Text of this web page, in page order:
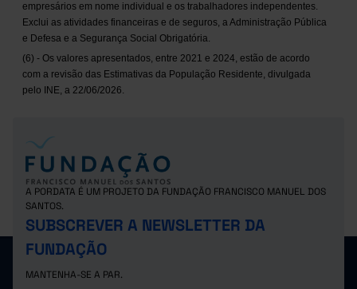
empresários em nome individual e os trabalhadores independentes.
Exclui as atividades financeiras e de seguros, a Administração Pública
e Defesa e a Segurança Social Obrigatória.
(6) - Os valores apresentados, entre 2021 e 2024, estão de acordo
com a revisão das Estimativas da População Residente, divulgada
pelo INE, a 22/06/2026.
A PORDATA É UM PROJETO DA FUNDAÇÃO FRANCISCO MANUEL DOS
SANTOS.
SUBSCREVER A NEWSLETTER DA
FUNDAÇÃO
MANTENHA-SE A PAR.